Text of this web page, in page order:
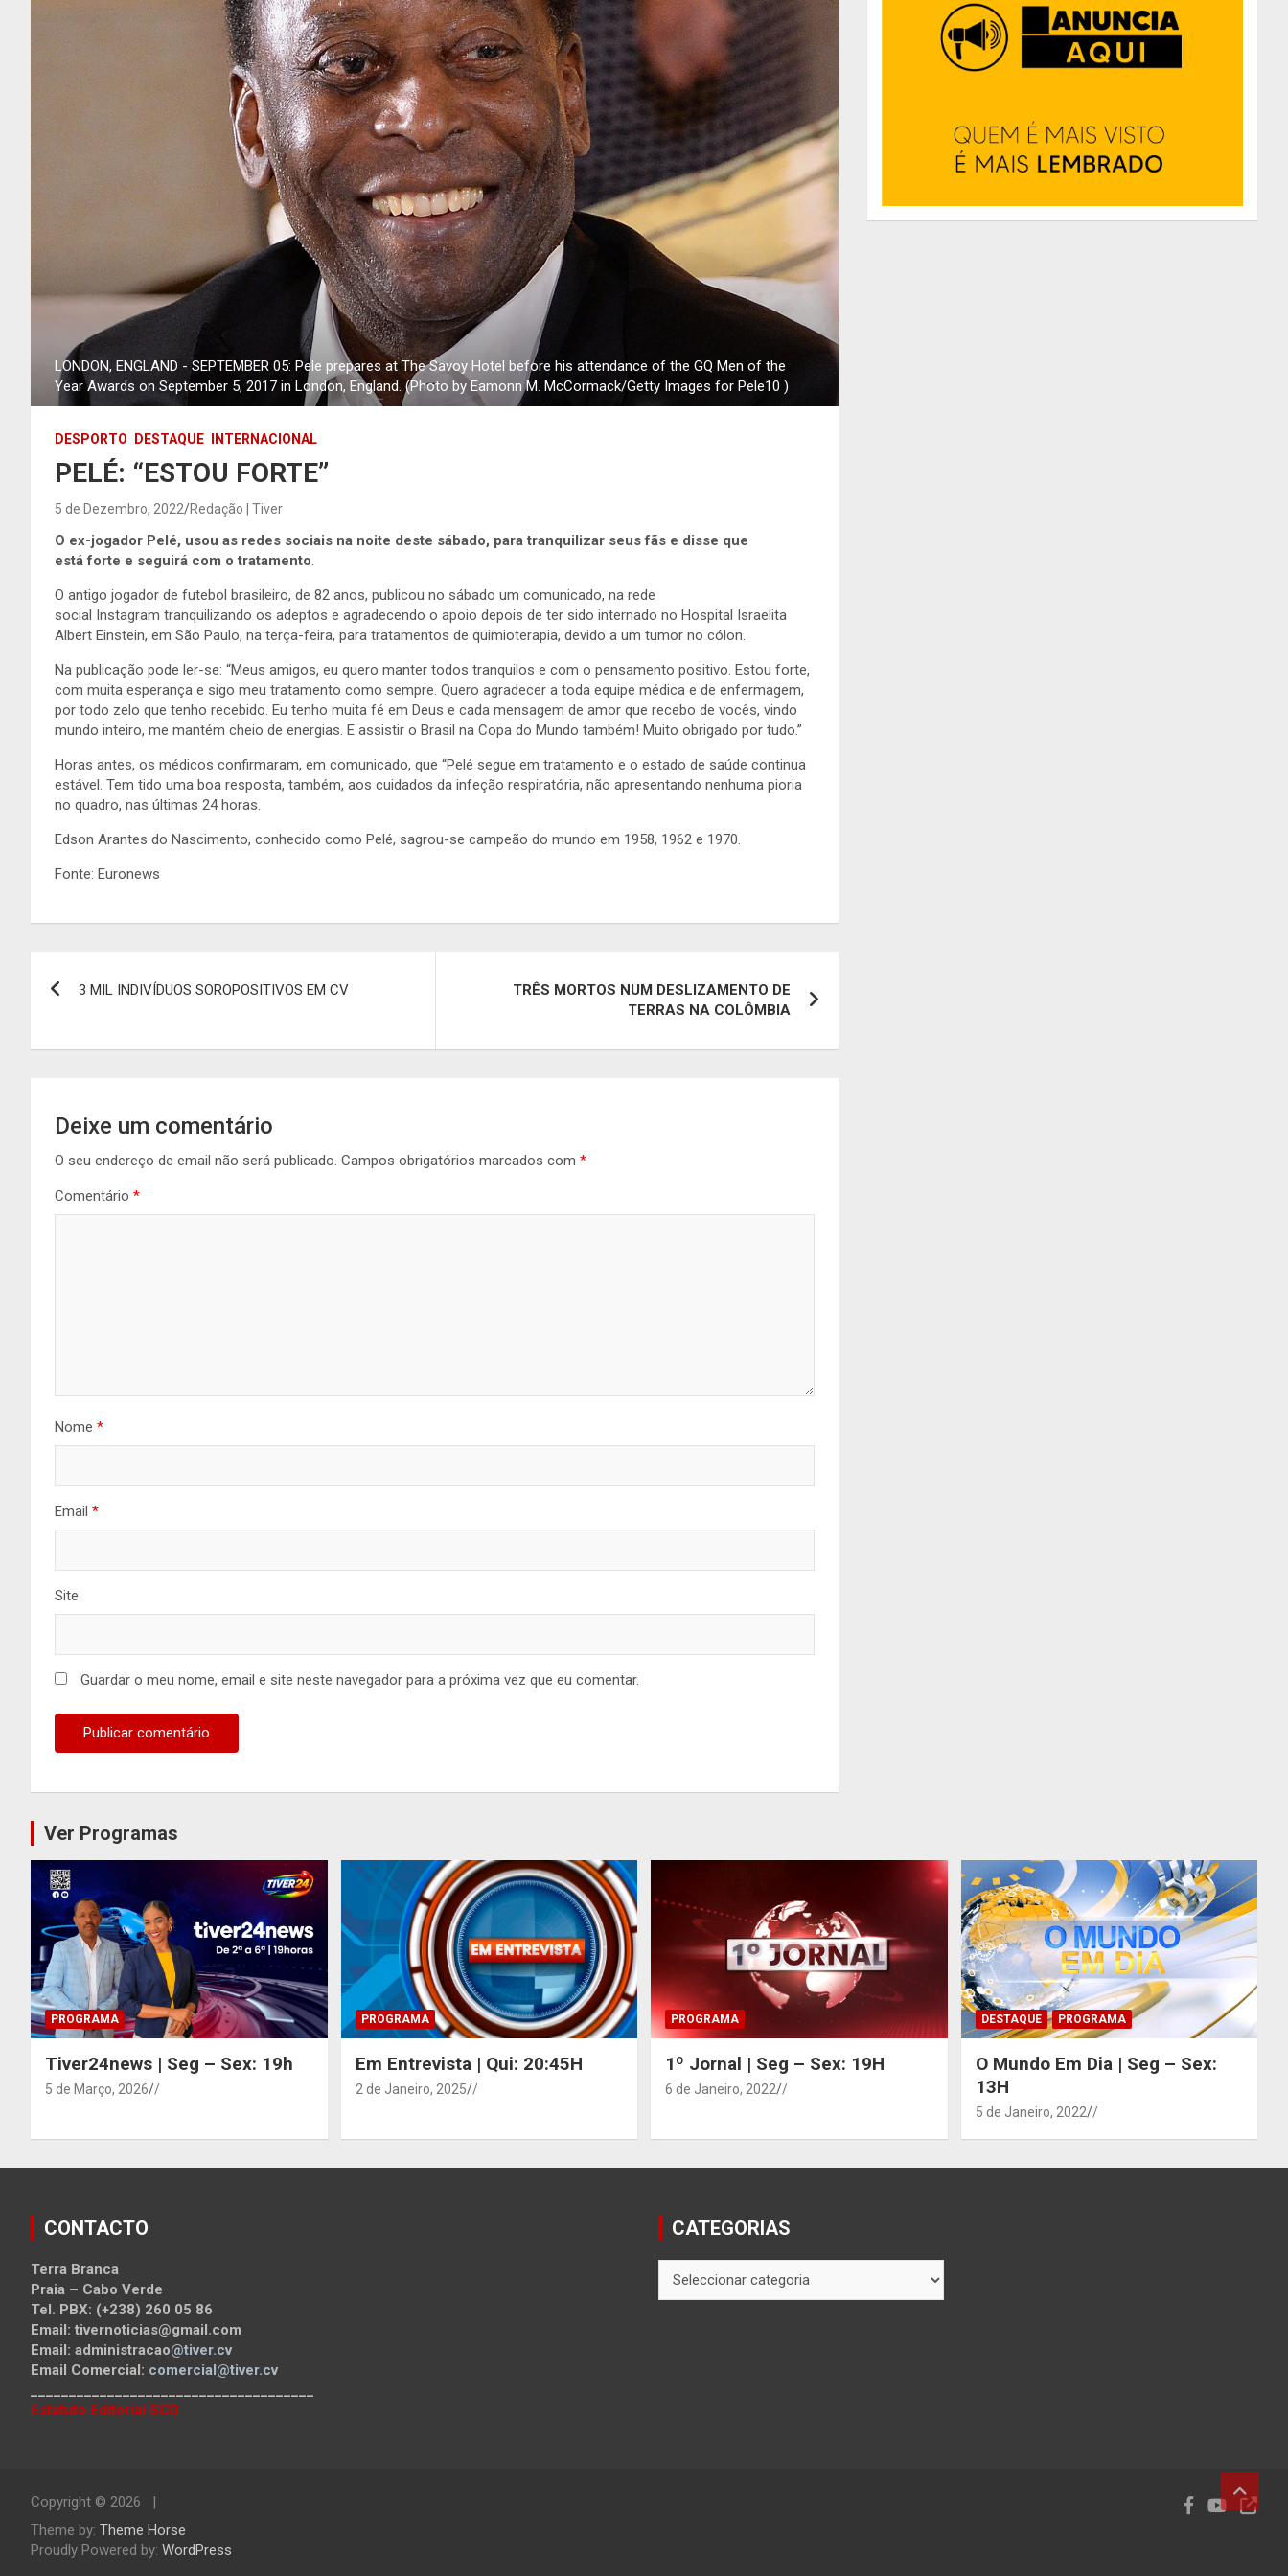
LONDON, ENGLAND - SEPTEMBER 05: Pele prepares at The Savoy Hotel before his attendance of the GQ Men of the
Year Awards on September 5, 2017 in London, England. (Photo by Eamonn M. McCormack/Getty Images for Pele10 )
DESPORTO DESTAQUE INTERNACIONAL
PELÉ: “ESTOU FORTE”
5 de Dezembro, 2022 Redação | Tiver
O ex-jogador Pelé, usou as redes sociais na noite deste sábado, para tranquilizar seus fãs e disse que
está forte e seguirá com o tratamento.
O antigo jogador de futebol brasileiro, de 82 anos, publicou no sábado um comunicado, na rede
social Instagram tranquilizando os adeptos e agradecendo o apoio depois de ter sido internado no Hospital Israelita
Albert Einstein, em São Paulo, na terça-feira, para tratamentos de quimioterapia, devido a um tumor no cólon.
Na publicação pode ler-se: “Meus amigos, eu quero manter todos tranquilos e com o pensamento positivo. Estou forte,
com muita esperança e sigo meu tratamento como sempre. Quero agradecer a toda equipe médica e de enfermagem,
por todo zelo que tenho recebido. Eu tenho muita fé em Deus e cada mensagem de amor que recebo de vocês, vindo
mundo inteiro, me mantém cheio de energias. E assistir o Brasil na Copa do Mundo também! Muito obrigado por tudo.”
Horas antes, os médicos confirmaram, em comunicado, que “Pelé segue em tratamento e o estado de saúde continua
estável. Tem tido uma boa resposta, também, aos cuidados da infeção respiratória, não apresentando nenhuma pioria
no quadro, nas últimas 24 horas.
Edson Arantes do Nascimento, conhecido como Pelé, sagrou-se campeão do mundo em 1958, 1962 e 1970.
Fonte: Euronews
artigos
3 MIL INDIVÍDUOS SOROPOSITIVOS EM CV
TRÊS MORTOS NUM DESLIZAMENTO DE
TERRAS NA COLÔMBIA
Deixe um comentário
O seu endereço de email não será publicado. Campos obrigatórios marcados com *
Comentário *
Nome *
Email *
Site
Guardar o meu nome, email e site neste navegador para a próxima vez que eu comentar.
Ver Programas
PROGRAMA
Tiver24news | Seg – Sex: 19h
5 de Março, 2026 /
PROGRAMA
Em Entrevista | Qui: 20:45H
2 de Janeiro, 2025 /
PROGRAMA
1º Jornal | Seg – Sex: 19H
6 de Janeiro, 2022 /
DESTAQUE PROGRAMA
O Mundo Em Dia | Seg – Sex:
13H
5 de Janeiro, 2022 /
CONTACTO
Terra Branca
Praia – Cabo Verde
Tel. PBX: (+238) 260 05 86
Email: tivernoticias@gmail.com
Email: administracao@tiver.cv
Email Comercial: comercial@tiver.cv
Estatuto Editorial SCD
CATEGORIAS
Copyright © 2026
Theme by: Theme Horse
Proudly Powered by: WordPress